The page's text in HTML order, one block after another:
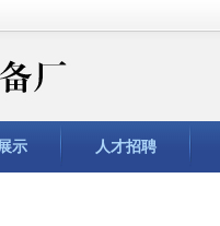
示 人才招聘